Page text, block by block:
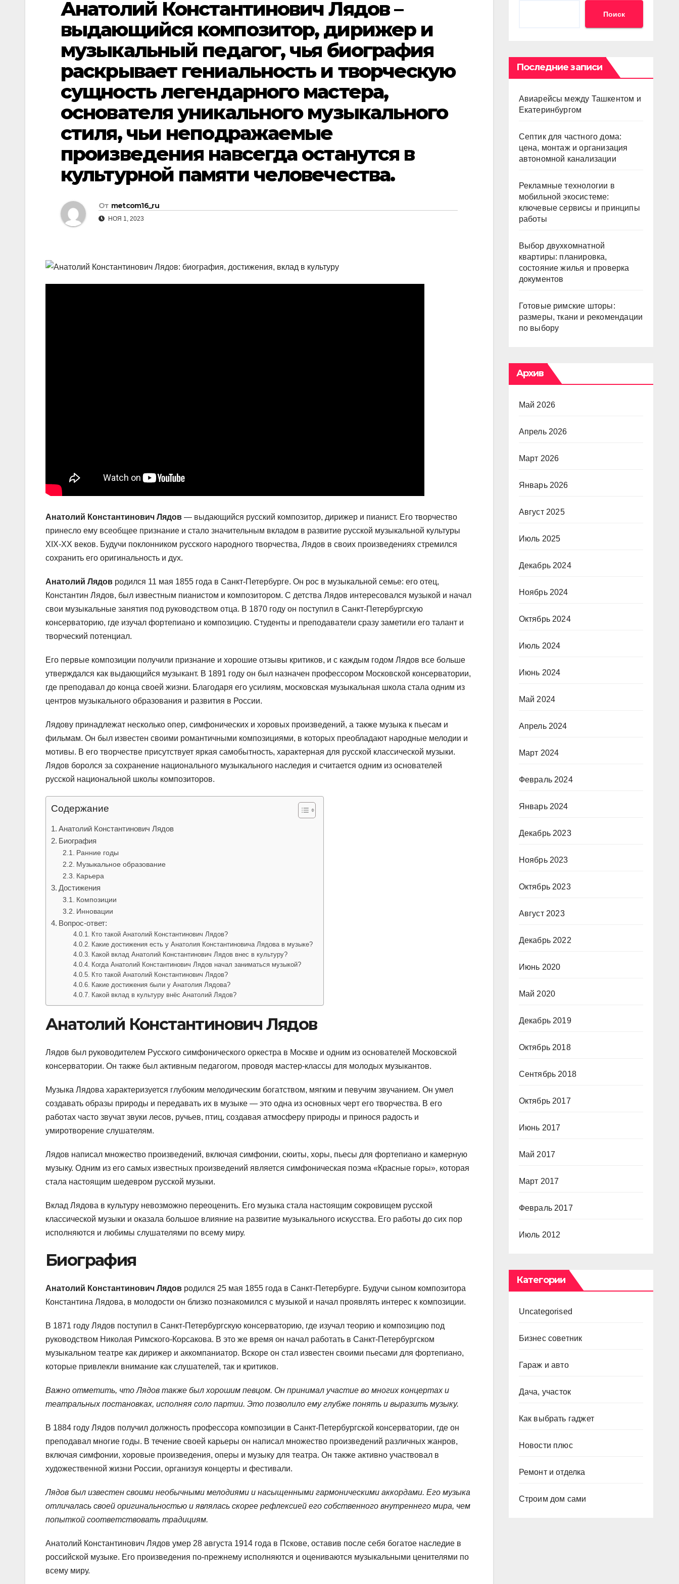
Анатолий Константинович Лядов –
выдающийся композитор, дирижер и
музыкальный педагог, чья биография
раскрывает гениальность и творческую
сущность легендарного мастера,
основателя уникального музыкального
стиля, чьи неподражаемые
произведения навсегда останутся в
культурной памяти человечества.
От metcom16_ru
НОЯ 1, 2023
Анатолий Константинович Лядов — выдающийся русский композитор, дирижер и пианист. Его творчество
принесло ему всеобщее признание и стало значительным вкладом в развитие русской музыкальной культуры
XIX-XX веков. Будучи поклонником русского народного творчества, Лядов в своих произведениях стремился
сохранить его оригинальность и дух.
Анатолий Лядов родился 11 мая 1855 года в Санкт-Петербурге. Он рос в музыкальной семье: его отец,
Константин Лядов, был известным пианистом и композитором. С детства Лядов интересовался музыкой и начал
свои музыкальные занятия под руководством отца. В 1870 году он поступил в Санкт-Петербургскую
консерваторию, где изучал фортепиано и композицию. Студенты и преподаватели сразу заметили его талант и
творческий потенциал.
Его первые композиции получили признание и хорошие отзывы критиков, и с каждым годом Лядов все больше
утверждался как выдающийся музыкант. В 1891 году он был назначен профессором Московской консерватории,
где преподавал до конца своей жизни. Благодаря его усилиям, московская музыкальная школа стала одним из
центров музыкального образования и развития в России.
Лядову принадлежат несколько опер, симфонических и хоровых произведений, а также музыка к пьесам и
фильмам. Он был известен своими романтичными композициями, в которых преобладают народные мелодии и
мотивы. В его творчестве присутствует яркая самобытность, характерная для русской классической музыки.
Лядов боролся за сохранение национального музыкального наследия и считается одним из основателей
русской национальной школы композиторов.
Содержание
Анатолий Константинович Лядов
Биография
Ранние годы
Музыкальное образование
Карьера
Достижения
Композиции
Инновации
Вопрос-ответ:
Кто такой Анатолий Константинович Лядов?
Какие достижения есть у Анатолия Константиновича Лядова в музыке?
Какой вклад Анатолий Константинович Лядов внес в культуру?
Когда Анатолий Константинович Лядов начал заниматься музыкой?
Кто такой Анатолий Константинович Лядов?
Какие достижения были у Анатолия Лядова?
Какой вклад в культуру внёс Анатолий Лядов?
Анатолий Константинович Лядов
Лядов был руководителем Русского симфонического оркестра в Москве и одним из основателей Московской
консерватории. Он также был активным педагогом, проводя мастер-классы для молодых музыкантов.
Музыка Лядова характеризуется глубоким мелодическим богатством, мягким и певучим звучанием. Он умел
создавать образы природы и передавать их в музыке — это одна из основных черт его творчества. В его
работах часто звучат звуки лесов, ручьев, птиц, создавая атмосферу природы и принося радость и
умиротворение слушателям.
Лядов написал множество произведений, включая симфонии, сюиты, хоры, пьесы для фортепиано и камерную
музыку. Одним из его самых известных произведений является симфоническая поэма «Красные горы», которая
стала настоящим шедевром русской музыки.
Вклад Лядова в культуру невозможно переоценить. Его музыка стала настоящим сокровищем русской
классической музыки и оказала большое влияние на развитие музыкального искусства. Его работы до сих пор
исполняются и любимы слушателями по всему миру.
Биография
Анатолий Константинович Лядов родился 25 мая 1855 года в Санкт-Петербурге. Будучи сыном композитора
Константина Лядова, в молодости он близко познакомился с музыкой и начал проявлять интерес к композиции.
В 1871 году Лядов поступил в Санкт-Петербургскую консерваторию, где изучал теорию и композицию под
руководством Николая Римского-Корсакова. В это же время он начал работать в Санкт-Петербургском
музыкальном театре как дирижер и аккомпаниатор. Вскоре он стал известен своими пьесами для фортепиано,
которые привлекли внимание как слушателей, так и критиков.
Важно отметить, что Лядов также был хорошим певцом. Он принимал участие во многих концертах и
театральных постановках, исполняя соло партии. Это позволило ему глубже понять и выразить музыку.
В 1884 году Лядов получил должность профессора композиции в Санкт-Петербургской консерватории, где он
преподавал многие годы. В течение своей карьеры он написал множество произведений различных жанров,
включая симфонии, хоровые произведения, оперы и музыку для театра. Он также активно участвовал в
художественной жизни России, организуя концерты и фестивали.
Лядов был известен своими необычными мелодиями и насыщенными гармоническими аккордами. Его музыка
отличалась своей оригинальностью и являлась скорее рефлексией его собственного внутреннего мира, чем
попыткой соответствовать традициям.
Анатолий Константинович Лядов умер 28 августа 1914 года в Пскове, оставив после себя богатое наследие в
российской музыке. Его произведения по-прежнему исполняются и оцениваются музыкальными ценителями по
всему миру.
Поиск
Последние записи
Авиарейсы между Ташкентом и
Екатеринбургом
Септик для частного дома:
цена, монтаж и организация
автономной канализации
Рекламные технологии в
мобильной экосистеме:
ключевые сервисы и принципы
работы
Выбор двухкомнатной
квартиры: планировка,
состояние жилья и проверка
документов
Готовые римские шторы:
размеры, ткани и рекомендации
по выбору
Архив
Май 2026
Апрель 2026
Март 2026
Январь 2026
Август 2025
Июль 2025
Декабрь 2024
Ноябрь 2024
Октябрь 2024
Июль 2024
Июнь 2024
Май 2024
Апрель 2024
Март 2024
Февраль 2024
Январь 2024
Декабрь 2023
Ноябрь 2023
Октябрь 2023
Август 2023
Декабрь 2022
Июнь 2020
Май 2020
Декабрь 2019
Октябрь 2018
Сентябрь 2018
Октябрь 2017
Июнь 2017
Май 2017
Март 2017
Февраль 2017
Июль 2012
Категории
Uncategorised
Бизнес советник
Гараж и авто
Дача, участок
Как выбрать гаджет
Новости плюс
Ремонт и отделка
Строим дом сами